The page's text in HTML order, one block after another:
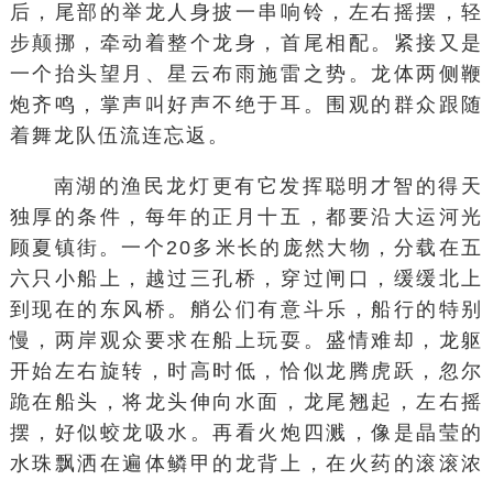
后，尾部的举龙人身披一串响铃，左右摇摆，轻
步颠挪，牵动着整个龙身，首尾相配。紧接又是
一个抬头望月、星云布雨施雷之势。龙体两侧鞭
炮齐鸣，掌声叫好声不绝于耳。围观的群众跟随
着舞龙队伍流连忘返。
南湖的渔民龙灯更有它发挥聪明才智的得天
独厚的条件，每年的正月十五，都要沿大运河光
顾夏镇街。一个20多米长的庞然大物，分载在五
六只小船上，越过三孔桥，穿过闸口，缓缓北上
到现在的东风桥。艄公们有意斗乐，船行的特别
慢，两岸观众要求在船上玩耍。盛情难却，龙躯
开始左右旋转，时高时低，恰似龙腾虎跃，忽尔
跪在船头，将龙头伸向水面，龙尾翘起，左右摇
摆，好似蛟龙吸水。再看火炮四溅，像是晶莹的
水珠飘洒在遍体鳞甲的龙背上，在火药的滚滚浓